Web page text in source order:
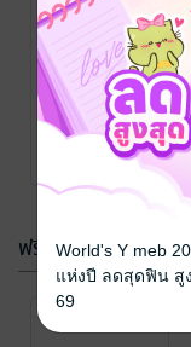
สะรัน/ มัดหมี่ / สะ
รัน
นิยายโรมานซ์
1 Rating
กรุณาเข้าสู่
ระบบก่อน
ฟรีกระจาย
World's Y meb
แห่งปี ลดสุดฟิน สู
69